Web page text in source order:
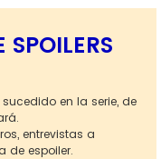
SPOILERS
en la serie, de
entrevistas a
de espoiler.